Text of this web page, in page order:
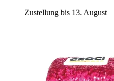
Zustellung bis 13. August